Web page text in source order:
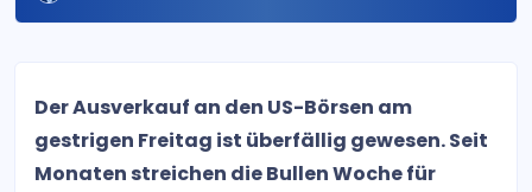
Der Ausverkauf an den US-Börsen am
gestrigen Freitag ist überfällig gewesen. Seit
Monaten streichen die Bullen Woche für